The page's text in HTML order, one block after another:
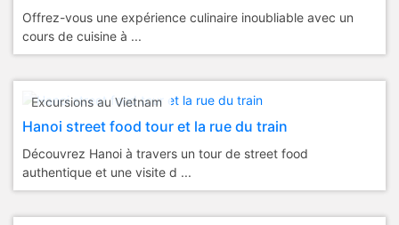
Offrez-vous une expérience culinaire inoubliable avec un
cours de cuisine à ...
Excursions au Vietnam
Hanoi street food tour et la rue du train
Découvrez Hanoi à travers un tour de street food
authentique et une visite d ...